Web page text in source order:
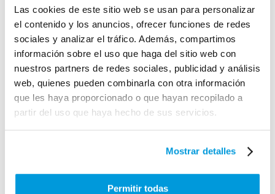
Las cookies de este sitio web se usan para personalizar
el contenido y los anuncios, ofrecer funciones de redes
sociales y analizar el tráfico. Además, compartimos
información sobre el uso que haga del sitio web con
nuestros partners de redes sociales, publicidad y análisis
web, quienes pueden combinarla con otra información
que les haya proporcionado o que hayan recopilado a
partir del uso que haya hecho de sus servicios.
Mostrar detalles
Permitir todas
con prestadores de servicios que nos
ayudan o dan soporte, o colaboradores
externos con quien hemos llegado a un
acuerdo.
5.- CONSERVACIÓN DE DATOS
Solamente conservaremos sus datos
personales durante el tiempo necesario
recaban, mientras que mantengamos una